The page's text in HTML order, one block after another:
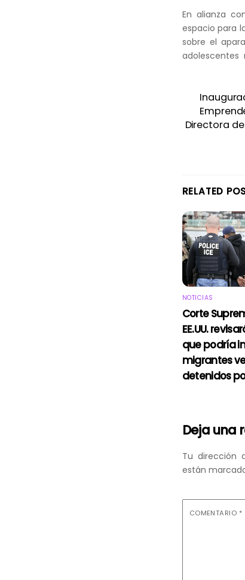
En alianza
espacio para
sobre el
adolescentes
Directora
RELATED
NOTICIAS
Corte
EE.UU.
que podría
migrantes
detenidos
Deja una
Tu dirección
están
COMENTARIO *